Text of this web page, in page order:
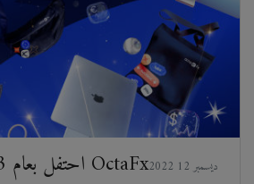
احتفل بعام 2023 مع OctaFx